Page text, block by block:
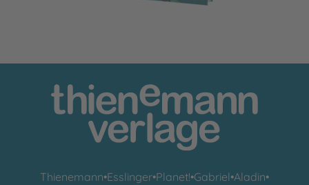
Thienemann•Esslinger•Planet!•Gabriel•Aladin•